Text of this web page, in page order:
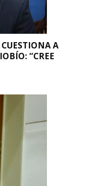
A
“CREE